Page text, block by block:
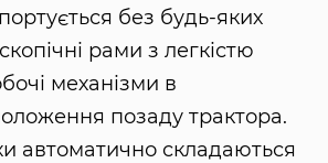
без будь-яких
рами з легкістю
механізми в
позаду трактора.
автоматично складаються